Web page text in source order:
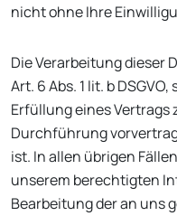
nicht ohne Ihre
Die Verarbeitung dieser
Art. 6 Abs. 1 lit. b
Erfüllung eines
Durchführung
ist. In allen übrigen
unserem berechtigten
Bearbeitung der an uns